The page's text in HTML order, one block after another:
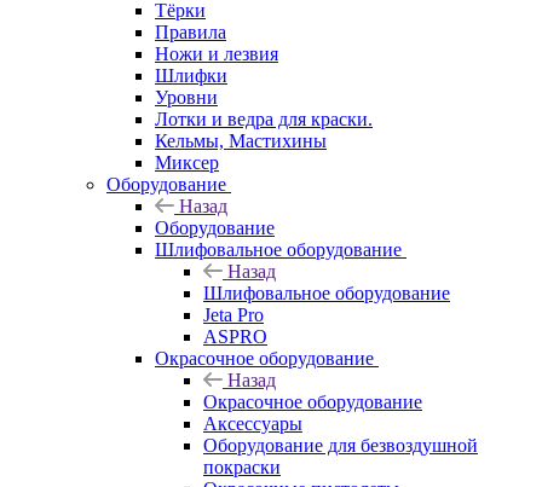
Тёрки
Правила
Ножи и лезвия
Шлифки
Уровни
Лотки и ведра для краски.
Кельмы, Мастихины
Миксер
Оборудование
Назад
Оборудование
Шлифовальное оборудование
Назад
Шлифовальное оборудование
Jeta Pro
ASPRO
Окрасочное оборудование
Назад
Окрасочное оборудование
Аксессуары
Оборудование для безвоздушной
покраски